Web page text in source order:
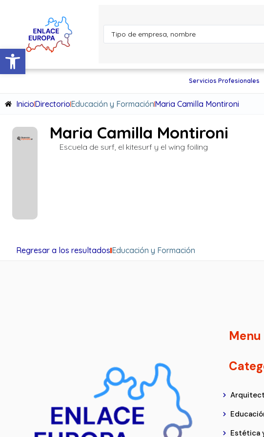
Abrir barra de herramientas
Servicios Profesionales
InicioDirectorioEducación y FormaciónMaria Camilla Montironi
Maria Camilla Montironi
Escuela de surf, el kitesurf y el wing foiling
Regresar a los resultadosEducación y Formación
Menu
Estética